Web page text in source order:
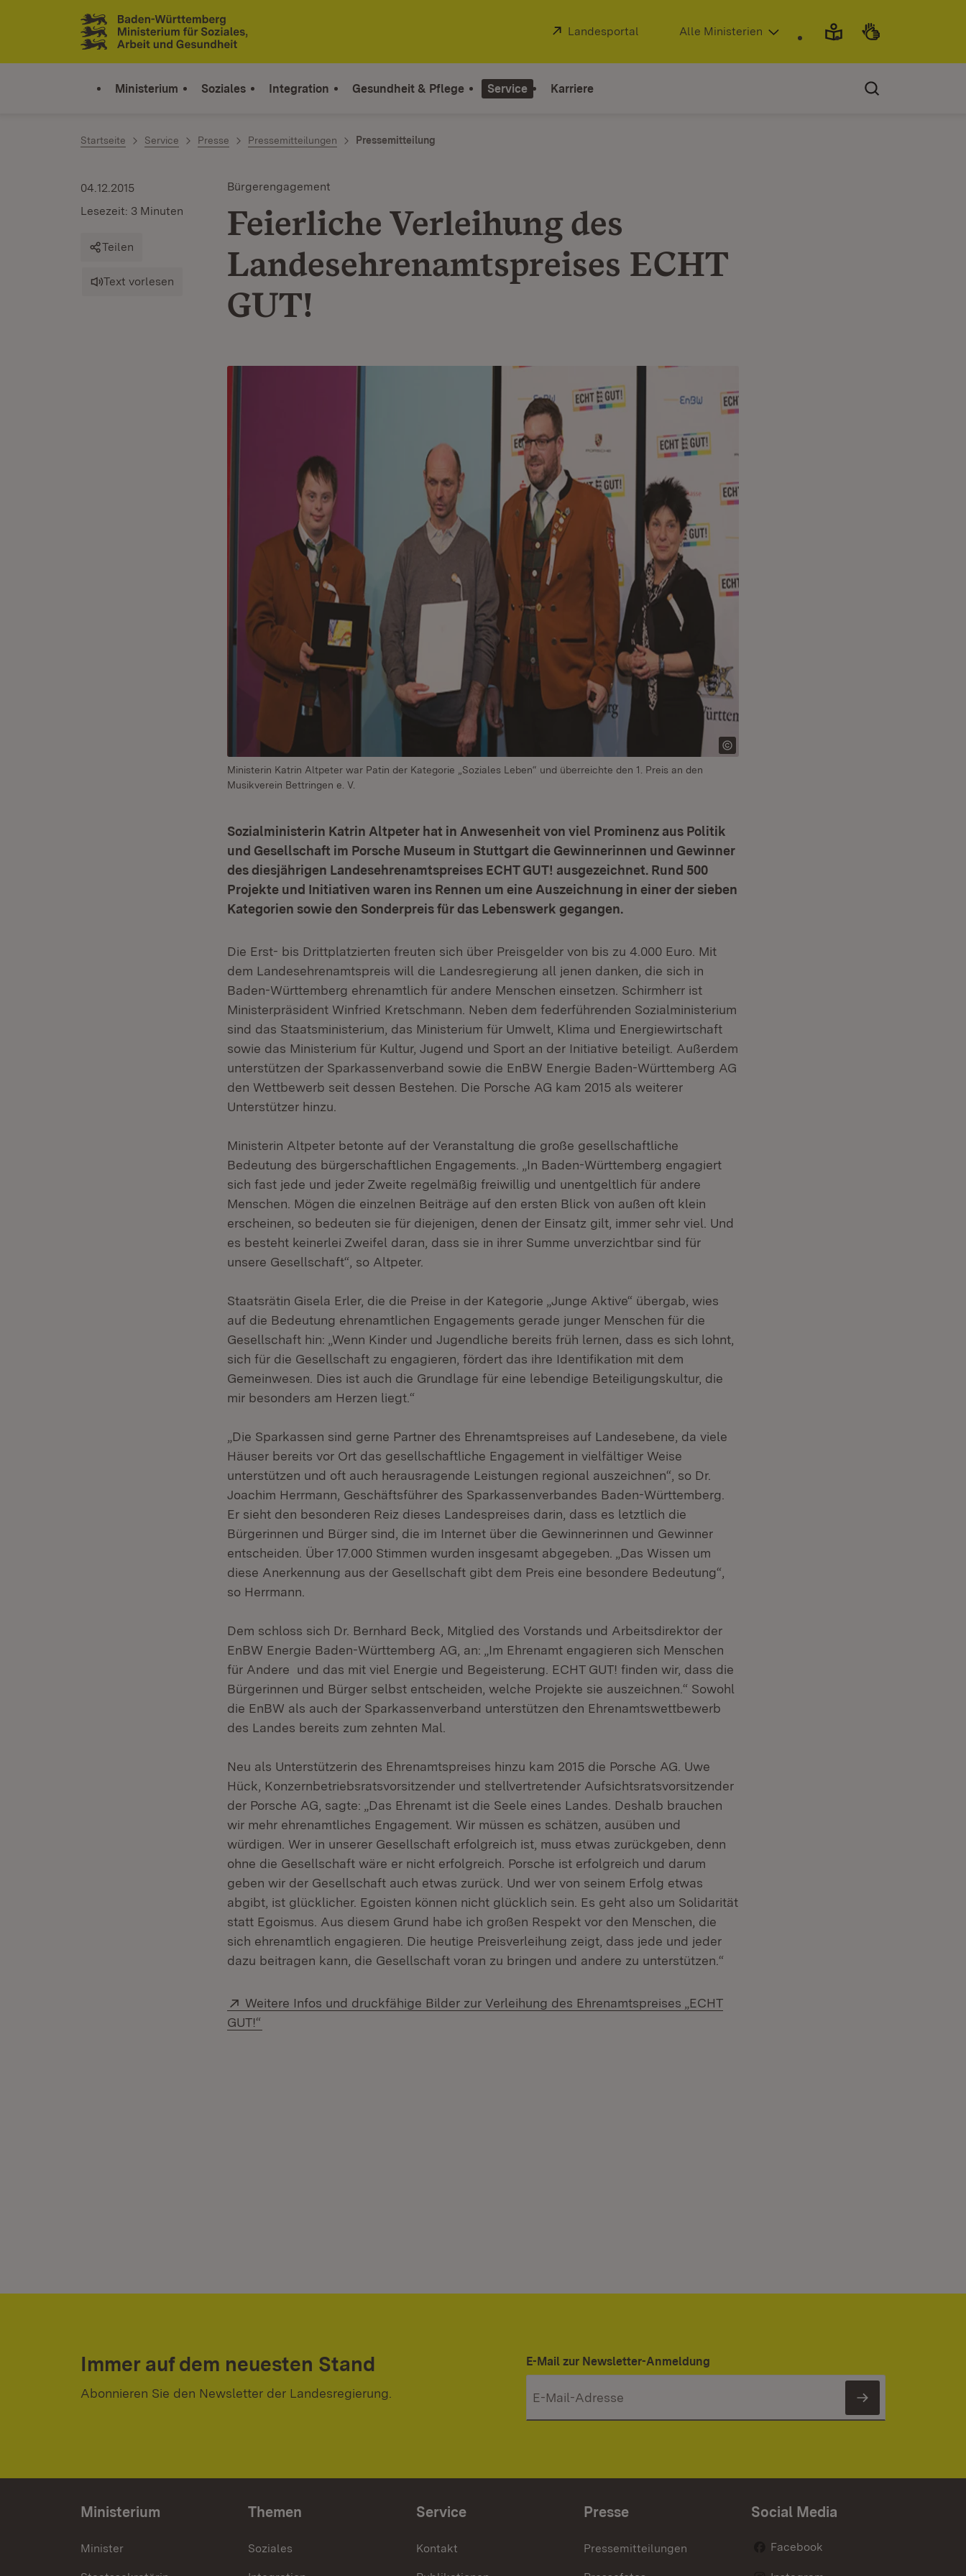
Zum Inhalt springen
Link zur Startseite
Extern:
Landesportal (Öffnet in neuem Fenster)
Alle Ministerien
Ministerium Soziales Integration Gesundheit & Pflege Service Karriere
Startseite Service Presse Pressemitteilungen Pressemitteilung
Bürgerengagement
Feierliche Verleihung des
Landesehrenamtspreises ECHT
GUT!
04.12.2015
Lesezeit: 3 Minuten
Teilen
Text vorlesen
Ministerin Katrin Altpeter war Patin der Kategorie „Soziales Leben“ und überreichte den 1. Preis an den
Musikverein Bettringen e. V.
Sozialministerin Katrin Altpeter hat in Anwesenheit von viel Prominenz aus Politik
und Gesellschaft im Porsche Museum in Stuttgart die Gewinnerinnen und Gewinner
des diesjährigen Landesehrenamtspreises ECHT GUT! ausgezeichnet. Rund 500
Projekte und Initiativen waren ins Rennen um eine Auszeichnung in einer der sieben
Kategorien sowie den Sonderpreis für das Lebenswerk gegangen.
Die Erst- bis Drittplatzierten freuten sich über Preisgelder von bis zu 4.000 Euro. Mit
dem Landesehrenamtspreis will die Landesregierung all jenen danken, die sich in
Baden-Württemberg ehrenamtlich für andere Menschen einsetzen. Schirmherr ist
Ministerpräsident Winfried Kretschmann. Neben dem federführenden Sozialministerium
sind das Staatsministerium, das Ministerium für Umwelt, Klima und Energiewirtschaft
sowie das Ministerium für Kultur, Jugend und Sport an der Initiative beteiligt. Außerdem
unterstützen der Sparkassenverband sowie die EnBW Energie Baden-Württemberg AG
den Wettbewerb seit dessen Bestehen. Die Porsche AG kam 2015 als weiterer
Unterstützer hinzu.
Ministerin Altpeter betonte auf der Veranstaltung die große gesellschaftliche
Bedeutung des bürgerschaftlichen Engagements. „In Baden-Württemberg engagiert
sich fast jede und jeder Zweite regelmäßig freiwillig und unentgeltlich für andere
Menschen. Mögen die einzelnen Beiträge auf den ersten Blick von außen oft klein
erscheinen, so bedeuten sie für diejenigen, denen der Einsatz gilt, immer sehr viel. Und
es besteht keinerlei Zweifel daran, dass sie in ihrer Summe unverzichtbar sind für
unsere Gesellschaft“, so Altpeter.
Staatsrätin Gisela Erler, die die Preise in der Kategorie „Junge Aktive“ übergab, wies
auf die Bedeutung ehrenamtlichen Engagements gerade junger Menschen für die
Gesellschaft hin: „Wenn Kinder und Jugendliche bereits früh lernen, dass es sich lohnt,
sich für die Gesellschaft zu engagieren, fördert das ihre Identifikation mit dem
Gemeinwesen. Dies ist auch die Grundlage für eine lebendige Beteiligungskultur, die
mir besonders am Herzen liegt.“
„Die Sparkassen sind gerne Partner des Ehrenamtspreises auf Landesebene, da viele
Häuser bereits vor Ort das gesellschaftliche Engagement in vielfältiger Weise
unterstützen und oft auch herausragende Leistungen regional auszeichnen“, so Dr.
Joachim Herrmann, Geschäftsführer des Sparkassenverbandes Baden-Württemberg.
Er sieht den besonderen Reiz dieses Landespreises darin, dass es letztlich die
Bürgerinnen und Bürger sind, die im Internet über die Gewinnerinnen und Gewinner
entscheiden. Über 17.000 Stimmen wurden insgesamt abgegeben. „Das Wissen um
diese Anerkennung aus der Gesellschaft gibt dem Preis eine besondere Bedeutung“,
so Herrmann.
Dem schloss sich Dr. Bernhard Beck, Mitglied des Vorstands und Arbeitsdirektor der
EnBW Energie Baden-Württemberg AG, an: „Im Ehrenamt engagieren sich Menschen
für Andere und das mit viel Energie und Begeisterung. ECHT GUT! finden wir, dass die
Bürgerinnen und Bürger selbst entscheiden, welche Projekte sie auszeichnen.“ Sowohl
die EnBW als auch der Sparkassenverband unterstützen den Ehrenamtswettbewerb
des Landes bereits zum zehnten Mal.
Neu als Unterstützerin des Ehrenamtspreises hinzu kam 2015 die Porsche AG. Uwe
Hück, Konzernbetriebsratsvorsitzender und stellvertretender Aufsichtsratsvorsitzender
der Porsche AG, sagte: „Das Ehrenamt ist die Seele eines Landes. Deshalb brauchen
wir mehr ehrenamtliches Engagement. Wir müssen es schätzen, ausüben und
würdigen. Wer in unserer Gesellschaft erfolgreich ist, muss etwas zurückgeben, denn
ohne die Gesellschaft wäre er nicht erfolgreich. Porsche ist erfolgreich und darum
geben wir der Gesellschaft auch etwas zurück. Und wer von seinem Erfolg etwas
abgibt, ist glücklicher. Egoisten können nicht glücklich sein. Es geht also um Solidarität
statt Egoismus. Aus diesem Grund habe ich großen Respekt vor den Menschen, die
sich ehrenamtlich engagieren. Die heutige Preisverleihung zeigt, dass jede und jeder
dazu beitragen kann, die Gesellschaft voran zu bringen und andere zu unterstützen.“
Extern:
Weitere Infos und druckfähige Bilder zur Verleihung des Ehrenamtspreises „ECHT
GUT!“
Immer auf dem neuesten Stand
Abonnieren Sie den Newsletter der Landesregierung.
E-Mail zur Newsletter-Anmeldung
Newsletter
Ministerium
Minister
Themen
Soziales
Service
Kontakt
Presse
Pressemitteilungen
Social Media
Facebook